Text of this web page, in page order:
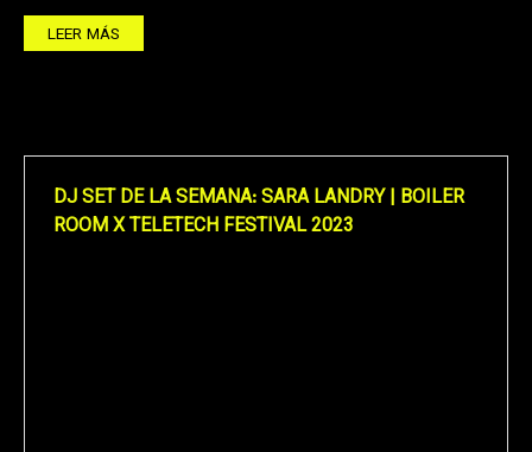
LEER MÁS
DJ SET DE LA SEMANA: SARA LANDRY | BOILER
ROOM X TELETECH FESTIVAL 2023